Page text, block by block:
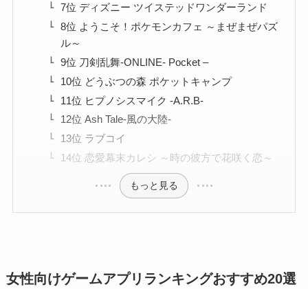
7位 ディズニー ツイステッドワンダーランド
8位 ようこそ！ポケモンカフェ ～まぜまぜパズ
ル～
9位 刀剣乱舞-ONLINE- Pocket –
10位 どうぶつの森 ポケットキャンプ
11位 ヒプノシスマイク -A.R.B-
12位 Ash Tale-風の大陸-
13位 ラブコイ
14位 恋愛幕末カレシ ～時の彼方で花咲く恋～
もっと見る
女性向けゲームアプリランキングおすすめ20選